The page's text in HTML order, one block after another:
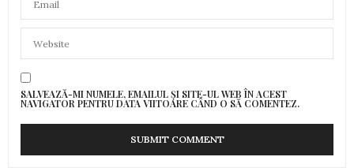
SALVEAZĂ-MI NUMELE, EMAILUL ȘI SITE-UL WEB ÎN ACEST
NAVIGATOR PENTRU DATA VIITOARE CÂND O SĂ COMENTEZ.